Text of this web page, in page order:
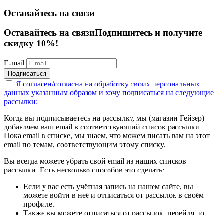
Оставайтесь на связи
Оставайтесь на связиПодпишитесь и получите
скидку 10%!
E-mail
Подписаться
Я согласен/согласна на обработку своих персональных
данных указанным образом и хочу подписаться на следующие
рассылки:
Когда вы подписываетесь на рассылку, мы (магазин Гейзер)
добавляем ваш email в соответствующий список рассылки.
Пока email в списке, мы знаем, что можем писать вам на этот
email по темам, соответствующим этому списку.
Вы всегда можете убрать свой email из наших списков
рассылки. Есть несколько способов это сделать:
Если у вас есть учётная запись на нашем сайте, вы
можете войти в неё и отписаться от рассылок в своём
профиле.
Также вы можете отписаться от рассылок, перейдя по